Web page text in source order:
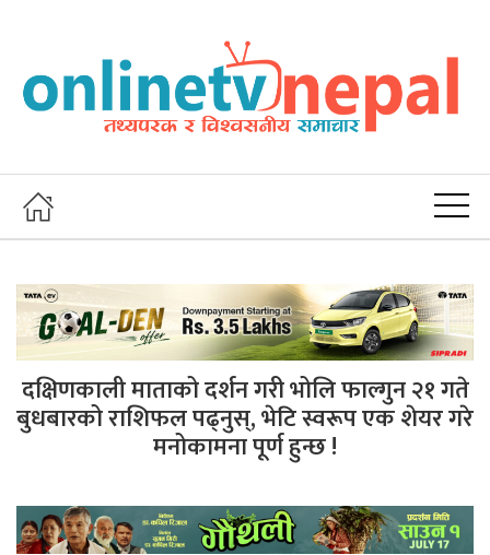
दक्षिणकाली माताको दर्शन गरी भोलि फाल्गुन २१ गते
बुधबारको राशिफल पढ्नुस्, भेटि स्वरूप एक शेयर गरे
मनोकामना पूर्ण हुन्छ !